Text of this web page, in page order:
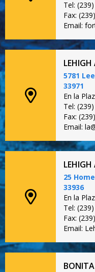
Tel:
Fax:
Email:
LEHIGH
5781
33971
En la
Tel:
Fax:
Email:
LEHIGH
25
33936
En la
Tel:
Fax:
Email: